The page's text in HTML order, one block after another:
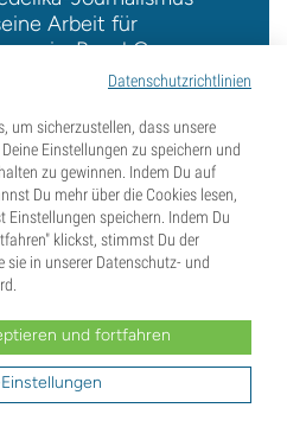
Arbeit für
Royal Queen
Gorilla Seeds,
hat er in der
gesammelt.
Datenschutzrichtlinien
um sicherzustellen, dass unsere
Einstellungen zu speichern und
zu gewinnen. Indem Du auf
Du mehr über die Cookies lesen,
Einstellungen speichern. Indem Du
klickst, stimmst Du der
sie in unserer Datenschutz- und
und fortfahren